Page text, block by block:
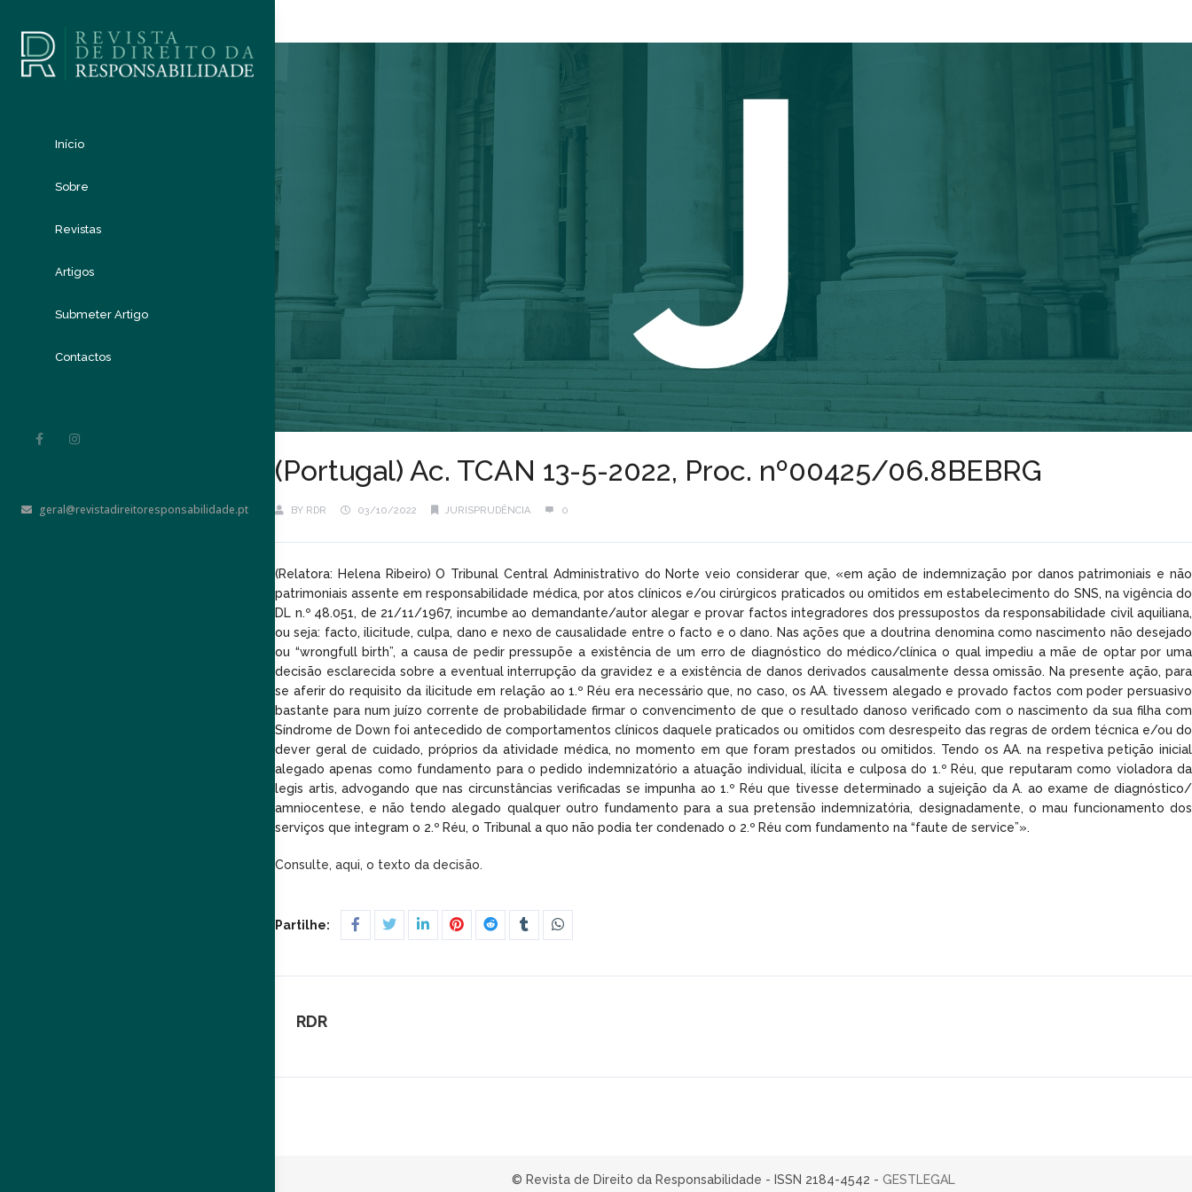
Início
Sobre
Revistas
Artigos
Submeter Artigo
Contactos
geral@revistadireitoresponsabilidade.pt
(Portugal) Ac. TCAN 13-5-2022, Proc. nº00425/06.8BEBRG
BY RDR 03/10/2022 JURISPRUDÊNCIA 0
(Relatora: Helena Ribeiro) O Tribunal Central Administrativo do Norte veio considerar que, «em ação de indemnização por danos patrimoniais e não
patrimoniais assente em responsabilidade médica, por atos clínicos e/ou cirúrgicos praticados ou omitidos em estabelecimento do SNS, na vigência do
DL n.º 48.051, de 21/11/1967, incumbe ao demandante/autor alegar e provar factos integradores dos pressupostos da responsabilidade civil aquiliana,
ou seja: facto, ilicitude, culpa, dano e nexo de causalidade entre o facto e o dano. Nas ações que a doutrina denomina como nascimento não desejado
ou “wrongfull birth”, a causa de pedir pressupõe a existência de um erro de diagnóstico do médico/clínica o qual impediu a mãe de optar por uma
decisão esclarecida sobre a eventual interrupção da gravidez e a existência de danos derivados causalmente dessa omissão. Na presente ação, para
se aferir do requisito da ilicitude em relação ao 1.º Réu era necessário que, no caso, os AA. tivessem alegado e provado factos com poder persuasivo
bastante para num juízo corrente de probabilidade firmar o convencimento de que o resultado danoso verificado com o nascimento da sua filha com
Síndrome de Down foi antecedido de comportamentos clínicos daquele praticados ou omitidos com desrespeito das regras de ordem técnica e/ou do
dever geral de cuidado, próprios da atividade médica, no momento em que foram prestados ou omitidos. Tendo os AA. na respetiva petição inicial
alegado apenas como fundamento para o pedido indemnizatório a atuação individual, ilícita e culposa do 1.º Réu, que reputaram como violadora da
legis artis, advogando que nas circunstâncias verificadas se impunha ao 1.º Réu que tivesse determinado a sujeição da A. ao exame de diagnóstico/
amniocentese, e não tendo alegado qualquer outro fundamento para a sua pretensão indemnizatória, designadamente, o mau funcionamento dos
serviços que integram o 2.º Réu, o Tribunal a quo não podia ter condenado o 2.º Réu com fundamento na “faute de service”».
Consulte, aqui, o texto da decisão.
Partilhe:
RDR
© Revista de Direito da Responsabilidade - ISSN 2184-4542 - GESTLEGAL